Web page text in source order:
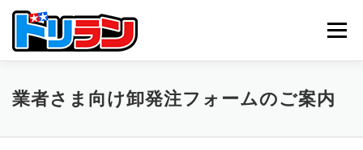
メニュー
TOP ABOUT US NEWS CONTACT
業者さま向け卸発注フォームのご案内